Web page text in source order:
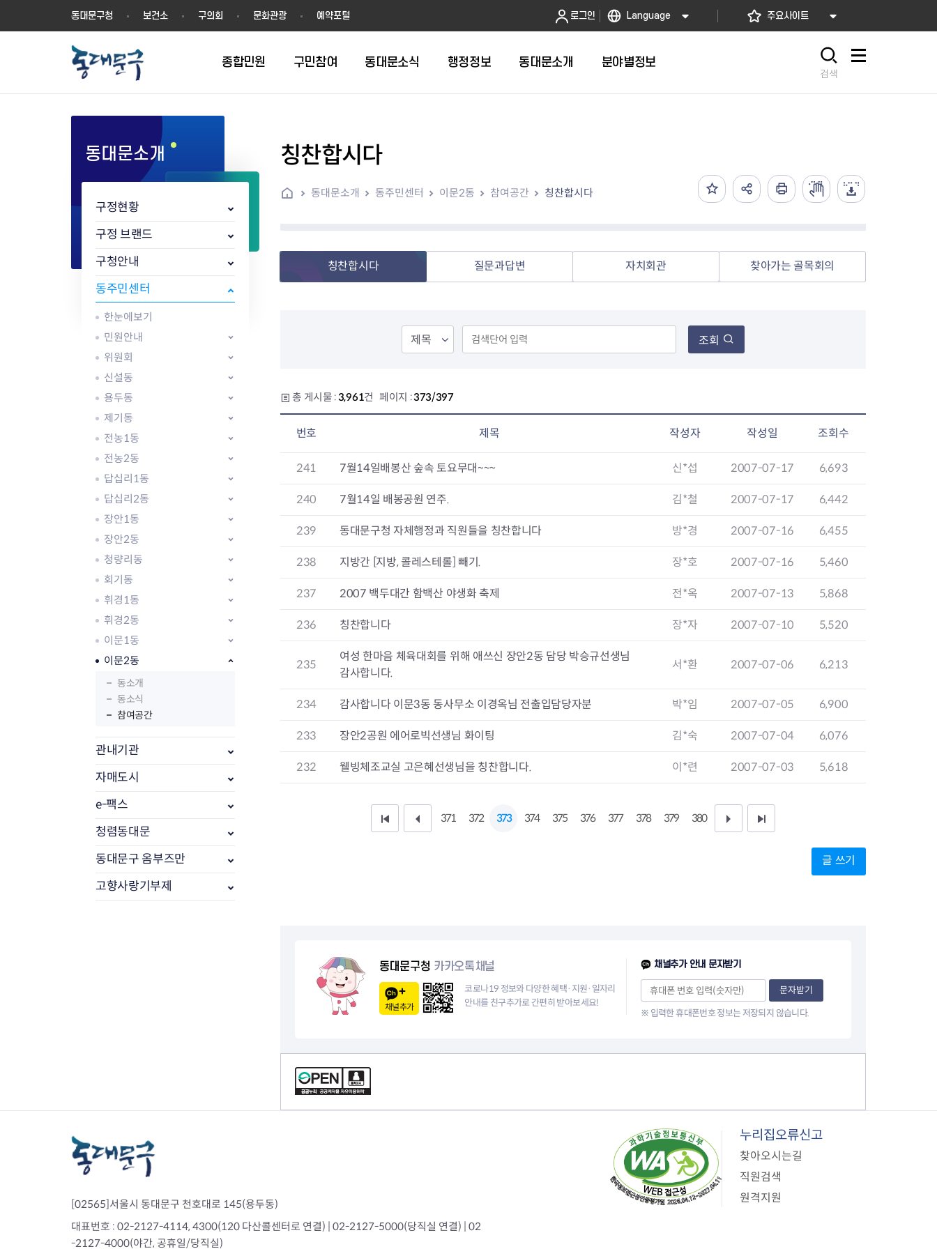
동대문구청 보건소 구의회 문화관광 예약포털 로그인 Language 주요사이트
종합민원
민원실안내
온라인번호표 발급(대기현황)
무인민원발급기
민원편의시책 및 제도
가족관계등록 제신고 후속절차
원스톱 통합안내
행정서비스헌장
어디서나민원
세무
건설관리
건축
대형폐기물신청
청년 행정체험단 신청
민원통합상담창구
구민참여
온라인접수
온라인접수내역
설문조사
공유공간 대관 시설 안내
나눔의 장터마당
추진현황
자주묻는질문
새소식
동대문소식
구정소식
보도자료
포토구정
고시공고
입법예고
문화행사
강좌교육
채용공고
유관기관소식
공모사업 알림방
동대문구소식지
실버 소식지
출산‧양육‧다자녀지원 안내
행정정보
주요업무계획(2024년~)
주요업무계획(~2023년)
비전 2026
동대문구청장직 인수위원회 백
월중주요행사
정책실명제
수상현황
월별행사달력
예산일반현황
주민참여예산제도
지방재정공시
예산낭비신고
행정정보 사전공표
결재문서 공개
업무추진비 공개
지출집행내역 공개
공유재산 정보
조직운영 핵심지표
공공데이터개방
계약현황
행정규제개혁
행정처분
법률상담
AI 사업 등록 관리제
동대문구 AI 사업 현황
동대문소개
역사
상징물
기본현황
행정구역
꽃의 도시
Walking City
상징말(BI)
도시브랜드
청사안내
위원회
제기동
전농2동
휘경2동
공공기관
국내도시
국외도시
자매도시 혜택
직거래장터쇼핑몰
이용안내
공직자부조리신고
하도급부조리신고
공익신고
부패행위신고
행동강령위반신고
복지·보조금 부정신고
구민고객의 권리
감사실시결과
구민감사참여
보조금공개
옴부즈만 소개
고충민원 신청방법 및 처리
조사결과 공표
고향사랑기부제
답례물품
분야별정보
교육소식
교육프로그램
정보화교육
여성복지관
평생학습관
교육지원센터
구민 아카데미 신청
민방위
원어민 화상영어
동국 천문대
교육경비보조금 지원
일자리소식
일자리센터
직업소개사업
DDM 청년창업센터
관련링크
청년정책 문자알림서비스
바우처사업
노인
장애인
DDM 청소년아지트
안전문화운동
우리 동네 안전지도
안전 체험·교육
재난유형별 주요정책사업
재난약자 행동요령
지리교통소식
도로명주소 안내
상세주소 부여제도
지리정보
대중교통
자전거
주차장
우회전알리미
문화체육소식
행사 및 프로그램
문화체육시설
공원녹지현황
단체안내
동대문문화재단
청소환경소식
쓰레기배출및수거
종량제봉투 및 납부필증
대형폐기물신청
재활용센터
정화조청소
환경오염현황
환경개선부담금
환경제도
탄소중립 생활 실천 캠페인
보행환경 개선사업
탄소중립지원센터
지역경제소식
기업 관련 사이트
동대문구 착한가격업소
숨어있는 착한가격업소 추천
장바구니 물가정보
사회적경제 기업
민생회복소비쿠폰 안내
도시정비소식
공동주택현황
정비사업구역현황
재건축
재개발
재정비촉진
지구단위계획
석면해체·제거일정
청량리 중심지 육성
도시디자인
장안동283-1일대 개발사업
장안동 일대 종합발전계획 수
서울도시공간포털
지역주택조합사업
부동산소식
조상땅찾기
부동산중개업소현황
부동산중개업 알림판
부동산중개보수(중개수수료)
바뀐지번찾기
검색
사이트맵
동대문소개
구정현황
구정 브랜드
구청안내
동주민센터
한눈에보기
민원안내
위원회
신설동
용두동
제기동
전농1동
전농2동
답십리1동
답십리2동
장안1동
장안2동
청량리동
회기동
휘경1동
휘경2동
이문1동
이문2동
동소개
동소식
참여공간
관내기관
자매도시
e-팩스
청렴동대문
동대문구 옴부즈만
고향사랑기부제
칭찬합시다
홈 동대문소개 동주민센터 이문2동 참여공간 칭찬합시다
칭찬합시다 질문과답변 자치회관 찾아가는 골목회의
조회
총 게시물 :3,961건 페이지 :373/397
번호 제목 작성자 작성일 조회수
241 7월14일배봉산 숲속 토요무대~~~ 신*섭 2007-07-17 6,693
240 7월14일 배봉공원 연주. 김*철 2007-07-17 6,442
239 동대문구청 자체행정과 직원들을 칭찬합니다 방*경 2007-07-16 6,455
238 지방간 [지방, 콜레스테롤] 빼기. 장*호 2007-07-16 5,460
237 2007 백두대간 함백산 야생화 축제 전*옥 2007-07-13 5,868
236 칭찬합니다 장*자 2007-07-10 5,520
235
여성 한마음 체육대회를 위해 애쓰신 장안2동 담당 박승규선생님
감사합니다.
서*환 2007-07-06 6,213
234 감사합니다 이문3동 동사무소 이경옥님 전출입담당자분 박*임 2007-07-05 6,900
233 장안2공원 에어로빅선생님 화이팅 김*숙 2007-07-04 6,076
232 웰빙체조교실 고은혜선생님을 칭찬합니다. 이*련 2007-07-03 5,618
처
이
지
371 372 373 374 375 376 377 378 379 380
이
지
끝
글 쓰기
동대문구청 카카오톡채널
채널추가
코로나19 정보와 다양한 혜택·지원·일자리
안내를 친구추가로 간편히 받아보세요!
채널추가 안내 문자받기
문자받기
※ 입력한 휴대폰번호 정보는 저장되지 않습니다.
[02565]서울시 동대문구 천호대로 145(용두동)
대표번호 : 02-2127-4114, 4300(120 다산콜센터로 연결) | 02-2127-5000(당직실 연결) | 02
-2127-4000(야간, 공휴일/당직실)
누리집오류신고
찾아오시는길
직원검색
원격지원